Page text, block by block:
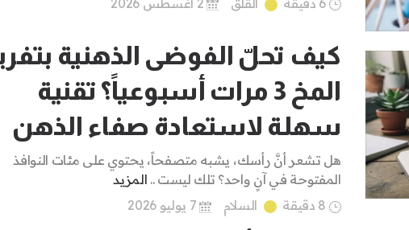
6 دقيقة
القلق 2 أغسطس 2026
كيف تحلّ الفوضى الذهنية
المخ 3 مرات أسبوعياً؟ تقنية
سهلة لاستعادة صفاء الذهن
هل تشعر أنَّ رأسك، يشبه متصفحاً، يحتوي على مئات النوافذ
المفتوحة في آنٍ واحد؟ تلك ليست .. المزيد
8 دقيقة
السلام 7 يوليو 2026